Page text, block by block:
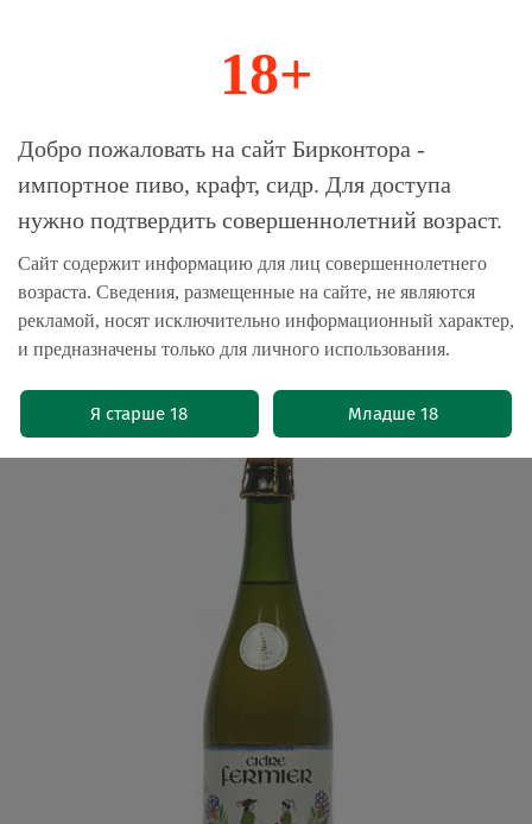
Магазин-Склад импортного пива, крафта и
Главная Сидр
Сидр Шато Лизергю Фермье /
Chateau Lezergue Fermier 0.75 -
стекло
(0)
18+
Добро пожаловать на сайт Бирконтора -
импортное пиво, крафт, сидр. Для доступа
нужно подтвердить совершеннолетний возраст.
Сайт содержит информацию для лиц совершеннолетнего
возраста. Сведения, размещенные на сайте, не являются
рекламой, носят исключительно информационный характер,
и предназначены только для личного использования.
Я старше 18 Младше 18